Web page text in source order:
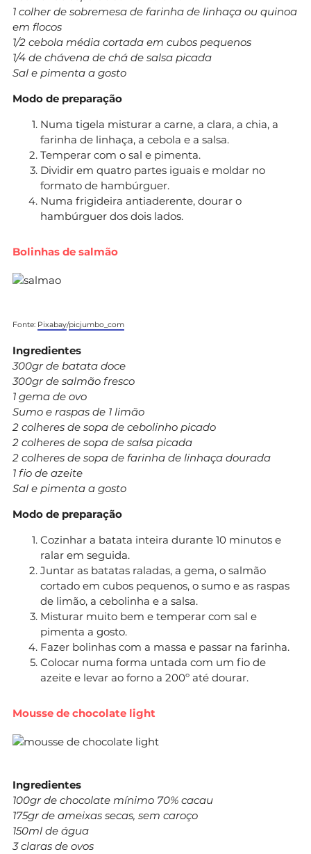
1 colher de sobremesa de farinha de linhaça ou quinoa
em flocos
1/2 cebola média cortada em cubos pequenos
1/4 de chávena de chá de salsa picada
Sal e pimenta a gosto
Modo de preparação
Numa tigela misturar a carne, a clara, a chia, a
farinha de linhaça, a cebola e a salsa.
Temperar com o sal e pimenta.
Dividir em quatro partes iguais e moldar no
formato de hambúrguer.
Numa frigideira antiaderente, dourar o
hambúrguer dos dois lados.
Bolinhas de salmão
Fonte: Pixabay/picjumbo_com
Ingredientes
300gr de batata doce
300gr de salmão fresco
1 gema de ovo
Sumo e raspas de 1 limão
2 colheres de sopa de cebolinho picado
2 colheres de sopa de salsa picada
2 colheres de sopa de farinha de linhaça dourada
1 fio de azeite
Sal e pimenta a gosto
Modo de preparação
Cozinhar a batata inteira durante 10 minutos e
ralar em seguida.
Juntar as batatas raladas, a gema, o salmão
cortado em cubos pequenos, o sumo e as raspas
de limão, a cebolinha e a salsa.
Misturar muito bem e temperar com sal e
pimenta a gosto.
Fazer bolinhas com a massa e passar na farinha.
Colocar numa forma untada com um fio de
azeite e levar ao forno a 200º até dourar.
Mousse de chocolate light
Ingredientes
100gr de chocolate mínimo 70% cacau
175gr de ameixas secas, sem caroço
150ml de água
3 claras de ovos